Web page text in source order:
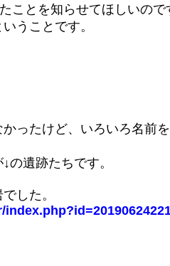
ことを知らせてほしいので
うことです。
ったけど、いろいろ名前
の遺跡たちです。
した。